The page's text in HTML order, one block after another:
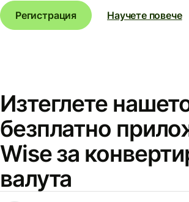
Регистрация
Научете повече
Изтеглете
безплатно
Wise за
валута